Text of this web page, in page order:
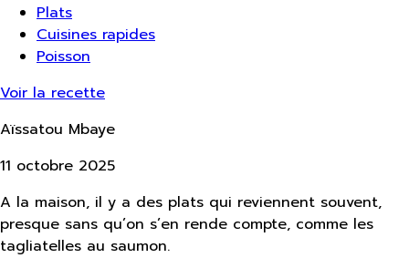
Plats
Cuisines rapides
Poisson
Voir la recette
Aïssatou Mbaye
11 octobre 2025
A la maison, il y a des plats qui reviennent souvent,
presque sans qu’on s’en rende compte, comme les
tagliatelles au saumon.